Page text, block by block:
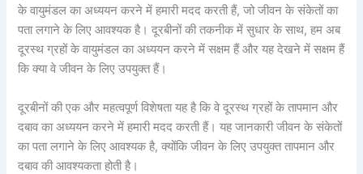
के वायुमंडल का अध्ययन करने में हमारी मदद करती हैं, जो जीवन के संकेतों का
पता लगाने के लिए आवश्यक है। दूरबीनों की तकनीक में सुधार के साथ, हम अब
दूरस्थ ग्रहों के वायुमंडल का अध्ययन करने में सक्षम हैं और यह देखने में सक्षम हैं
कि क्या वे जीवन के लिए उपयुक्त हैं।
दूरबीनों की एक और महत्वपूर्ण विशेषता यह है कि वे दूरस्थ ग्रहों के तापमान और
दबाव का अध्ययन करने में हमारी मदद करती हैं। यह जानकारी जीवन के संकेतों
का पता लगाने के लिए आवश्यक है, क्योंकि जीवन के लिए उपयुक्त तापमान और
दबाव की आवश्यकता होती है।